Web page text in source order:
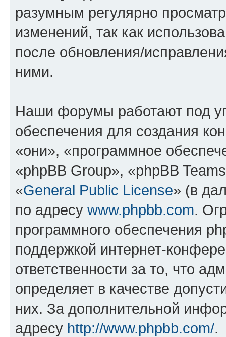
разумным регулярно
изменений, так как
после обновления/
ними.
Наши форумы работают под
обеспечения для создания
«они», «программное
«phpBB Group», «phpBB
«General Public License» (в
по адресу www.phpbb.com.
программного обеспечения
поддержкой интернет-
ответственности за то, что
определяет в качестве
них. За дополнительной
адресу http://www.phpbb.com/.